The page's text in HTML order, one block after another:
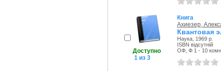
Доступно
1 из 3
Книга
Ахиезер,
Квантовая
Наука, 1969 р.
ISBN відсутній
ОФ, Ф 1 - 10